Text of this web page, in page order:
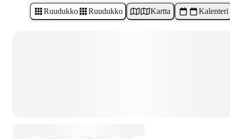
Ruudukko Ruudukko Kartta Kalenteri